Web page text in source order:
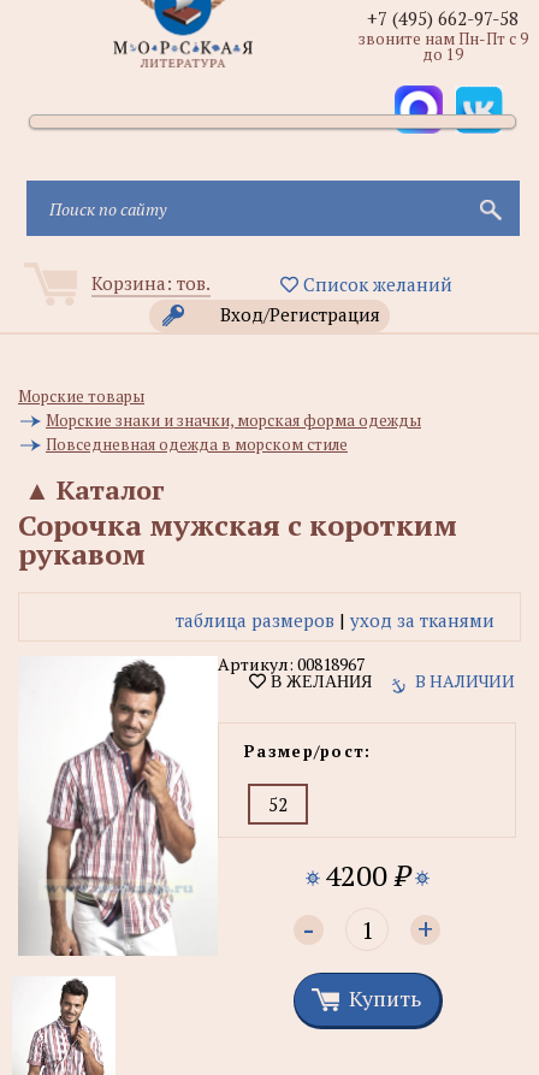
Корзина: тов.
Список желаний
Вход/Регистрация
+7 (495) 662-97-58
звоните нам Пн-Пт с 9
до 19
Морские товары
Морские знаки и значки, морская форма одежды
Повседневная одежда в морском стиле
Каталог
▲
Сорочка мужская с коротким
рукавом
таблица размеров | уход за тканями
Артикул:00818967
В ЖЕЛАНИЯ В НАЛИЧИИ
Размер/рост:
52
4200₽
- +
Купить